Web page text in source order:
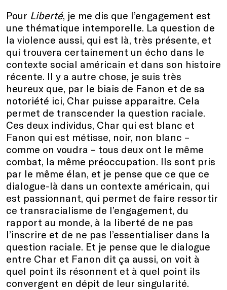
Pour Liberté, je me dis que l’engagement est
une thématique intemporelle. La question de
la violence aussi, qui est là, très présente, et
qui trouvera certainement un écho dans le
contexte social américain et dans son histoire
récente. Il y a autre chose, je suis très
heureux que, par le biais de Fanon et de sa
notoriété ici, Char puisse apparaitre. Cela
permet de transcender la question raciale.
Ces deux individus, Char qui est blanc et
Fanon qui est métisse, noir, non blanc –
comme on voudra – tous deux ont le même
combat, la même préoccupation. Ils sont pris
par le même élan, et je pense que ce que ce
dialogue-là dans un contexte américain, qui
est passionnant, qui permet de faire ressortir
ce transracialisme de l’engagement, du
rapport au monde, à la liberté de ne pas
l’inscrire et de ne pas l’essentialiser dans la
question raciale. Et je pense que le dialogue
entre Char et Fanon dit ça aussi, on voit à
quel point ils résonnent et à quel point ils
convergent en dépit de leur singularité.